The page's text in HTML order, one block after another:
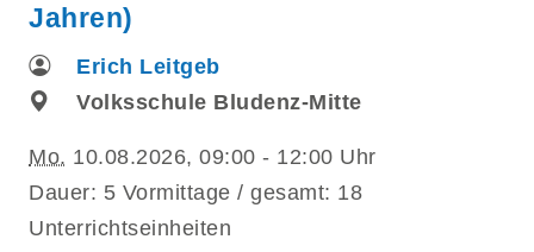
Jahren)
Erich Leitgeb
Volksschule Bludenz-Mitte
Mo. 10.08.2026, 09:00 - 12:00 Uhr
Dauer: 5 Vormittage / gesamt: 18
Unterrichtseinheiten